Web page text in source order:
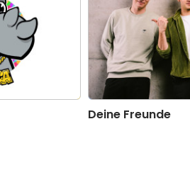
Deine Freunde